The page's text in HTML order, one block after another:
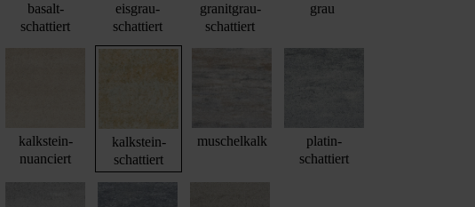
basalt-
schattiert
eisgrau-
schattiert
granitgrau-
schattiert
grau
kalkstein-
nuanciert
kalkstein-
schattiert
muschelkalk
platin-
schattiert